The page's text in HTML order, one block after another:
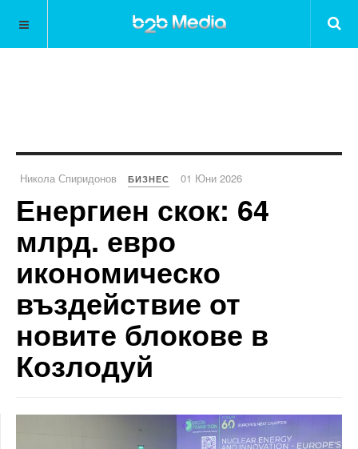
Никола Спиридонов БИЗНЕС 01 Юни 2026
Енергиен скок: 64
млрд. евро
икономическо
въздействие от
новите блокове в
Козлодуй